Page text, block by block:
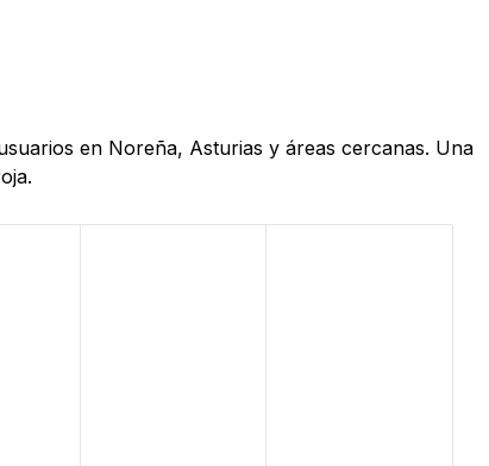
en Noreña, Asturias y áreas cercanas. Una